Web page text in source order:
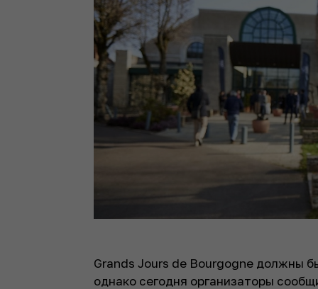
Grands Jours de Bourgogne должны
однако сегодня организаторы